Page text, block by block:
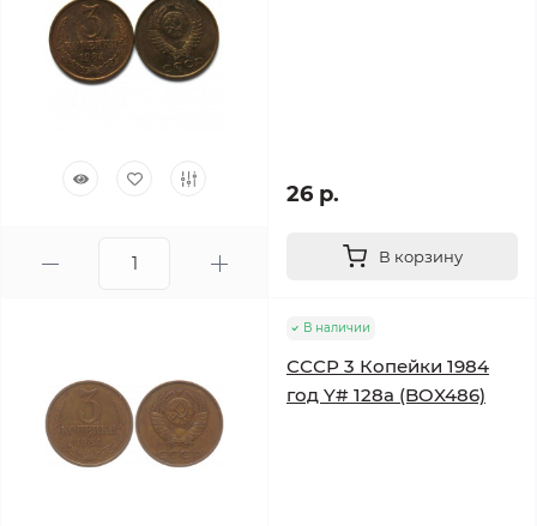
26 р.
В корзину
В наличии
СССР 3 Копейки 1984
год Y# 128a (BOX486)